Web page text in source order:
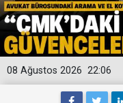
22:06
08 Ağustos 2026